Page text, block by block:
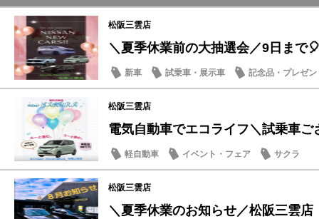
松阪三雲店
＼夏季休業前の大抽選会／9日まで
新車 試乗車・展示車 記念品・プレゼン
松阪三雲店
電気自動車でエコライフ＼試乗車ご
軽自動車 イベント・フェア サクラ
松阪三雲店
＼夏季休業のお知らせ／松阪三雲店